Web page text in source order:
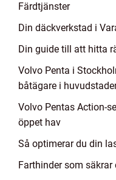
Färdtjänster
Din däckverkstad i
Din guide till att hitta
Volvo Penta i
båtägare i
Volvo Pentas Action-
öppet hav
Så optimerar du din
Farthinder som